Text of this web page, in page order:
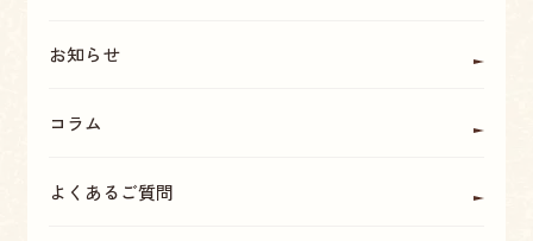
お知らせ
コラム
よくあるご質問